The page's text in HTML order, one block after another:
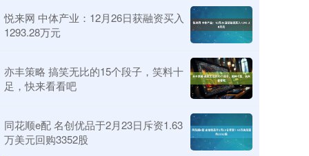
悦来网 中体产业：12月26日获融资买入
1293.28万元
亦丰策略 搞笑无比的15个段子，笑料十
足，快来看看吧
同花顺e配 名创优品于2月23日斥资1.63
万美元回购3352股